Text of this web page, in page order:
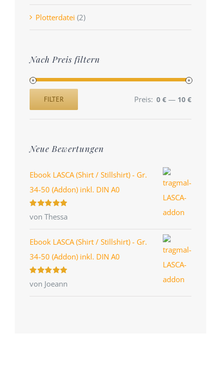
Plotterdatei (2)
Nach Preis filtern
Preis
Preis
FILTER Preis: 0 € — 10 €
Neue Bewertungen
Ebook LASCA (Shirt / Stillshirt) - Gr.
34-50 (Addon) inkl. DIN A0
Bewertet
mit 5 von 5
von Thessa
Ebook LASCA (Shirt / Stillshirt) - Gr.
34-50 (Addon) inkl. DIN A0
Bewertet
mit 5 von 5
von Joeann